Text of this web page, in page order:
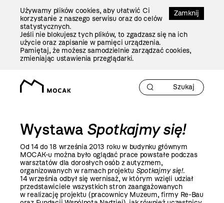
Zamknij
Używamy plików cookies, aby ułatwić Ci
korzystanie z naszego serwisu oraz do celów
statystycznych.
Jeśli nie blokujesz tych plików, to zgadzasz się na ich
użycie oraz zapisanie w pamięci urządzenia.
Pamiętaj, że możesz samodzielnie zarządzać cookies,
zmieniając ustawienia przeglądarki.
Wystawa Spotkajmy się!
Od 14 do 18 września 2013 roku w budynku głównym
MOCAK-u można było oglądać prace powstałe podczas
warsztatów dla dorosłych osób z autyzmem,
organizowanych w ramach projektu Spotkajmy się!.
14 września odbył się wernisaż, w którym wzięli udział
przedstawiciele wszystkich stron zaangażowanych
w realizację projektu (pracownicy Muzeum, firmy Re-Bau